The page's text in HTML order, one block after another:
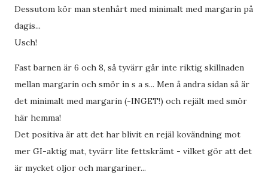
Dessutom kör man stenhårt med minimalt med margarin på
dagis...
Usch!
Fast barnen är 6 och 8, så tyvärr går inte riktig skillnaden
mellan margarin och smör in s a s... Men å andra sidan så är
det minimalt med margarin (-INGET!) och rejält med smör
här hemma!
Det positiva är att det har blivit en rejäl kovändning mot
mer GI-aktig mat, tyvärr lite fettskrämt - vilket gör att det
är mycket oljor och margariner...